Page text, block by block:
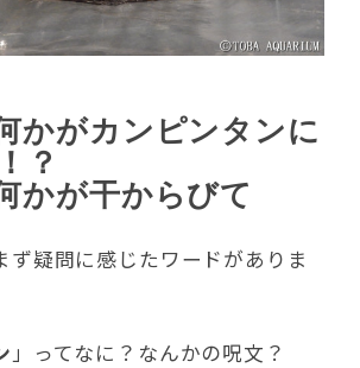
かがカンピンタンに
？
かが干からびて
ず疑問に感じたワードがありま
」ってなに？なんかの呪文？